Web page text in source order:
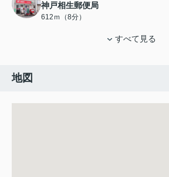
神戸相生郵便局
612ｍ（8分）
すべて見る
地図